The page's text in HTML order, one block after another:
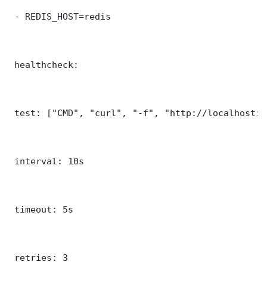
- REDIS_HOST=redis
healthcheck:
test: ["CMD", "curl", "-f", "http://
interval: 10s
timeout: 5s
retries: 3